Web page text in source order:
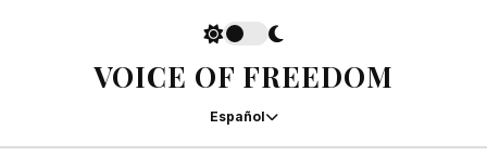
VOICE OF FREEDOM
Español